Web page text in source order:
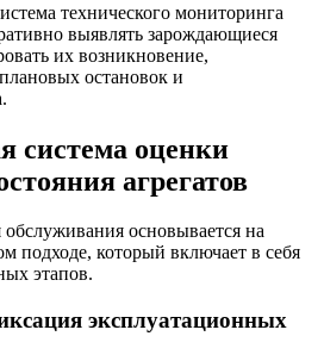
технического мониторинга
выявлять зарождающиеся
их возникновение,
остановок и
система оценки
агрегатов
основывается на
подходе, который включает в себя
этапов.
эксплуатационных